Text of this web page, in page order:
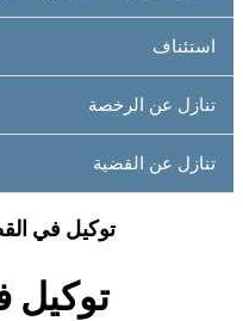
استئناف
تنازل عن الرخصة
تنازل عن القضية
توكيل في
توكيل